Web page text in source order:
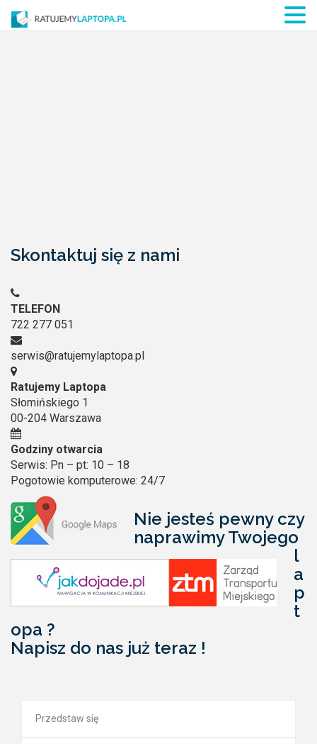
Skontaktuj się z nami
TELEFON
722 277 051
serwis@ratujemylaptopa.pl
Ratujemy Laptopa
Słomińskiego 1
00-204 Warszawa
Godziny otwarcia
Serwis: Pn – pt: 10 – 18
Pogotowie komputerowe: 24/7
Nie jesteś pewny czy
naprawimy Twojego
l
a
p
t
opa ?
Napisz do nas już teraz !